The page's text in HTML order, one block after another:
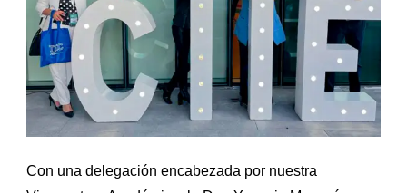
Con una delegación encabezada por nuestra